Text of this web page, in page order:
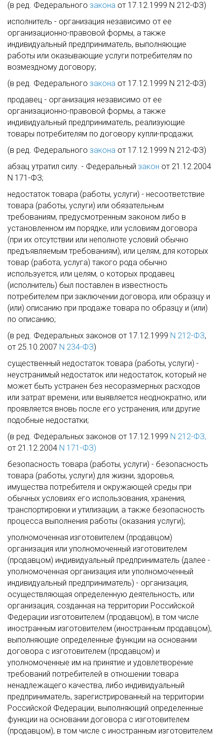
(в ред. Федерального закона от 17.12.1999 N 212-ФЗ)
исполнитель - организация независимо от ее
организационно-правовой формы, а также
индивидуальный предприниматель, выполняющие
работы или оказывающие услуги потребителям по
возмездному договору;
(в ред. Федерального закона от 17.12.1999 N 212-ФЗ)
продавец - организация независимо от ее
организационно-правовой формы, а также
индивидуальный предприниматель, реализующие
товары потребителям по договору купли-продажи;
(в ред. Федерального закона от 17.12.1999 N 212-ФЗ)
абзац утратил силу. - Федеральный закон от 21.12.2004
N 171-ФЗ;
недостаток товара (работы, услуги) - несоответствие
товара (работы, услуги) или обязательным
требованиям, предусмотренным законом либо в
установленном им порядке, или условиям договора
(при их отсутствии или неполноте условий обычно
предъявляемым требованиям), или целям, для которых
товар (работа, услуга) такого рода обычно
используется, или целям, о которых продавец
(исполнитель) был поставлен в известность
потребителем при заключении договора, или образцу и
(или) описанию при продаже товара по образцу и (или)
по описанию;
(в ред. Федеральных законов от 17.12.1999 N 212-ФЗ,
от 25.10.2007 N 234-ФЗ)
существенный недостаток товара (работы, услуги) -
неустранимый недостаток или недостаток, который не
может быть устранен без несоразмерных расходов
или затрат времени, или выявляется неоднократно, или
проявляется вновь после его устранения, или другие
подобные недостатки;
(в ред. Федеральных законов от 17.12.1999 N 212-ФЗ,
от 21.12.2004 N 171-ФЗ)
безопасность товара (работы, услуги) - безопасность
товара (работы, услуги) для жизни, здоровья,
имущества потребителя и окружающей среды при
обычных условиях его использования, хранения,
транспортировки и утилизации, а также безопасность
процесса выполнения работы (оказания услуги);
уполномоченная изготовителем (продавцом)
организация или уполномоченный изготовителем
(продавцом) индивидуальный предприниматель (далее -
уполномоченная организация или уполномоченный
индивидуальный предприниматель) - организация,
осуществляющая определенную деятельность, или
организация, созданная на территории Российской
Федерации изготовителем (продавцом), в том числе
иностранным изготовителем (иностранным продавцом),
выполняющие определенные функции на основании
договора с изготовителем (продавцом) и
уполномоченные им на принятие и удовлетворение
требований потребителей в отношении товара
ненадлежащего качества, либо индивидуальный
предприниматель, зарегистрированный на территории
Российской Федерации, выполняющий определенные
функции на основании договора с изготовителем
(продавцом), в том числе с иностранным изготовителем